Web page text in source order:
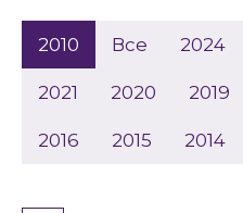
Все 2024
2021 2020 2019
2016 2015 2014
2010